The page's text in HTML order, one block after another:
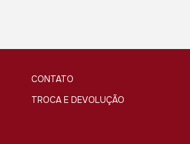
CONTATO
TROCA E DEVOLUÇÃO